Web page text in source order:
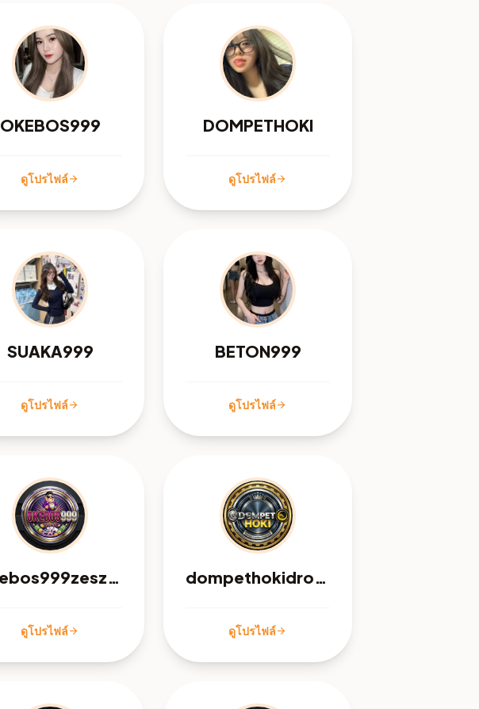
OKEBOS999
ดูโปรไฟล์arrow_forward
DOMPETHOKI
ดูโปรไฟล์arrow_forward
SUAKA999
ดูโปรไฟล์arrow_forward
BETON999
ดูโปรไฟล์arrow_forward
okebos999zeszuga
ดูโปรไฟล์arrow_forward
dompethokidropmoon
ดูโปรไฟล์arrow_forward